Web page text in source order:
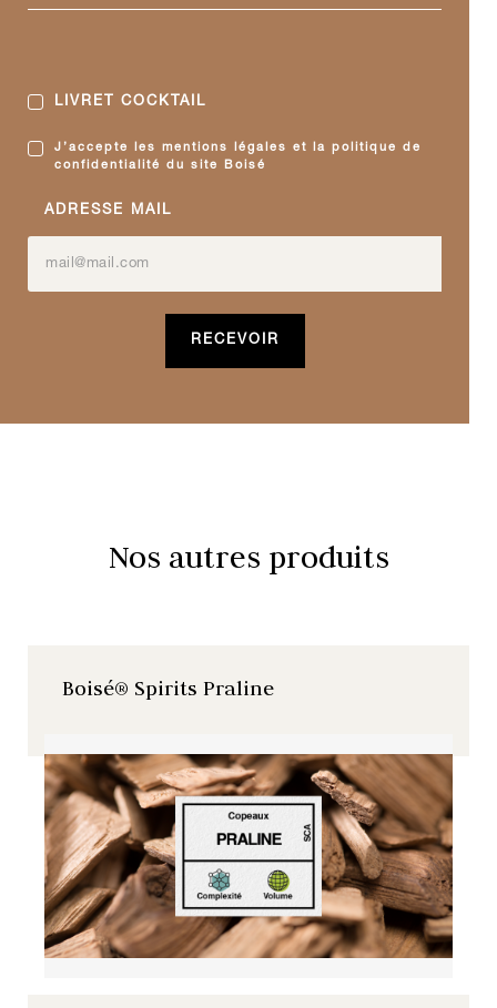
LIVRET COCKTAIL
J’accepte les mentions légales et la politique de
confidentialité du site Boisé
ADRESSE MAIL
Nos autres produits
Boisé® Spirits Praline